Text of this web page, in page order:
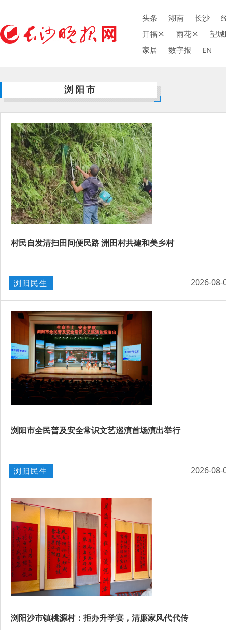
头条 湖南 长沙
开福区
雨花区
望
家居
数字报 EN
浏阳市
村民自发清扫田间便民路 洲田村共建和美乡村
浏阳民生 2026-08-
浏阳市全民普及安全常识文艺巡演首场演出举行
浏阳民生 2026-08-
浏阳沙市镇桃源村：拒办升学宴，清廉家风代代传